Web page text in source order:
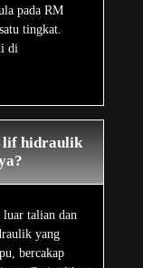
pada RM
tingkat.
di
lif hidraulik
luar talian dan
yang
bercakap